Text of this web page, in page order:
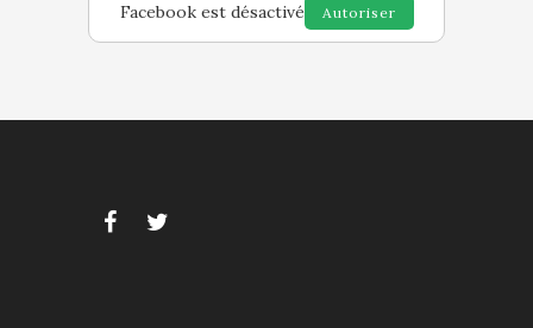
Facebook est désactivé Autoriser